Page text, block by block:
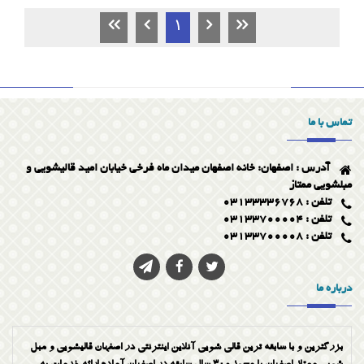
1
تماس با ما
آدرس : اصفهان: خانه اصفهان میدان ماه فرخی خیابان امید قالیشویی و
مبلشویی ممتاز
تلفن : 03133336768
تلفن : 03133700004
تلفن : 03133700008
درباره ما
بزرگترین و با سابقه ترین قالی شویی آنلاین اینترنتی در اصفهان قالیشویی و مبل